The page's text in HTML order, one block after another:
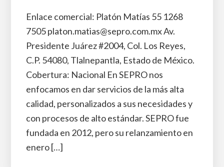
Enlace comercial: Platón Matías 55 1268
7505 platon.matias@sepro.com.mx Av.
Presidente Juárez #2004, Col. Los Reyes,
C.P. 54080, Tlalnepantla, Estado de México.
Cobertura: Nacional En SEPRO nos
enfocamos en dar servicios de la más alta
calidad, personalizados a sus necesidades y
con procesos de alto estándar. SEPRO fue
fundada en 2012, pero su relanzamiento en
enero […]